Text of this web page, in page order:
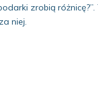
zrobią
niej.